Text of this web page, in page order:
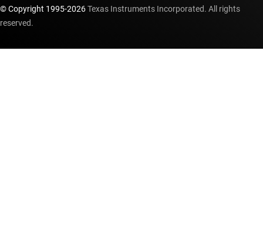
© Copyright 1995-2026Texas Instruments Incorporated. All rights
reserved.